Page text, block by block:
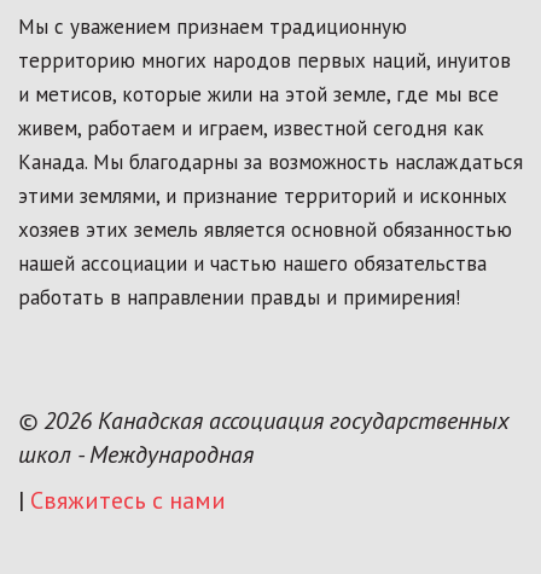
Мы с уважением признаем традиционную
территорию многих народов первых наций, инуитов
и метисов, которые жили на этой земле, где мы все
живем, работаем и играем, известной сегодня как
Канада. Мы благодарны за возможность наслаждаться
этими землями, и признание территорий и исконных
хозяев этих земель является основной обязанностью
нашей ассоциации и частью нашего обязательства
работать в направлении правды и примирения!
© 2026 Канадская ассоциация государственных
школ - Международная
| Свяжитесь с нами